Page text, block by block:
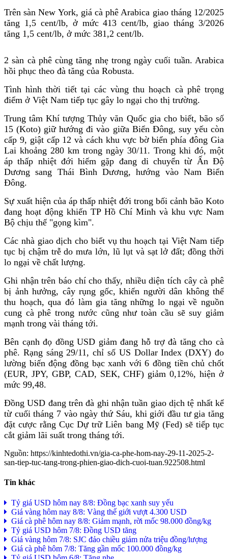
Trên sàn New York, giá cà phê Arabica giao tháng 12/2025
tăng 1,5 cent/lb, ở mức 413 cent/lb, giao tháng 3/2026
tăng 1,5 cent/lb, ở mức 381,2 cent/lb.
2 sàn cà phê cùng tăng nhẹ trong ngày cuối tuần. Arabica
hồi phục theo đà tăng của Robusta.
Tình hình thời tiết tại các vùng thu hoạch cà phê trọng
điểm ở Việt Nam tiếp tục gây lo ngại cho thị trường.
Trung tâm Khí tượng Thủy văn Quốc gia cho biết, bão số
15 (Koto) giữ hướng đi vào giữa Biển Đông, suy yếu còn
cấp 9, giật cấp 12 và cách khu vực bờ biển phía đông Gia
Lai khoảng 280 km trong ngày 30/11. Trong khi đó, một
áp thấp nhiệt đới hiếm gặp đang di chuyển từ Ấn Độ
Dương sang Thái Bình Dương, hướng vào Nam Biển
Đông.
Sự xuất hiện của áp thấp nhiệt đới trong bối cảnh bão Koto
đang hoạt động khiến TP Hồ Chí Minh và khu vực Nam
Bộ chịu thế "gọng kìm".
Các nhà giao dịch cho biết vụ thu hoạch tại Việt Nam tiếp
tục bị chậm trễ do mưa lớn, lũ lụt và sạt lở đất; đồng thời
lo ngại về chất lượng.
Ghi nhận trên báo chí cho thấy, nhiều diện tích cây cà phê
bị ảnh hưởng, cây rụng gốc, khiến người dân không thể
thu hoạch, qua đó làm gia tăng những lo ngại về nguồn
cung cà phê trong nước cũng như toàn cầu sẽ suy giảm
mạnh trong vài tháng tới.
Bên cạnh đọ đồng USD giảm đang hỗ trợ đà tăng cho cà
phê. Rạng sáng 29/11, chỉ số US Dollar Index (DXY) đo
lường biến động đồng bạc xanh với 6 đồng tiền chủ chốt
(EUR, JPY, GBP, CAD, SEK, CHF) giảm 0,12%, hiện ở
mức 99,48.
Đồng USD đang trên đà ghi nhận tuần giao dịch tệ nhất kể
từ cuối tháng 7 vào ngày thứ Sáu, khi giới đầu tư gia tăng
đặt cược rằng Cục Dự trữ Liên bang Mỹ (Fed) sẽ tiếp tục
cắt giảm lãi suất trong tháng tới.
Nguồn: https://kinhtedothi.vn/gia-ca-phe-hom-nay-29-11-2025-2-
san-tiep-tuc-tang-trong-phien-giao-dich-cuoi-tuan.922508.html
Tin khác
Tỷ giá USD hôm nay 8/8: Đồng bạc xanh suy yếu
Giá vàng hôm nay 8/8: Vàng thế giới vượt 4.300 USD
Giá cà phê hôm nay 8/8: Giảm mạnh, rời mốc 98.000 đồng/kg
Tỷ giá USD hôm 7/8: Đồng USD tăng
Giá vàng hôm 7/8: SJC đảo chiều giảm nửa triệu đồng/lượng
Giá cà phê hôm 7/8: Tăng gần mốc 100.000 đồng/kg